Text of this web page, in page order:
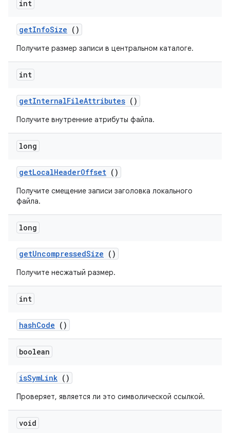
int
getInfoSize ()
Получите размер записи в центральном каталоге.
int
getInternalFileAttributes ()
Получите внутренние атрибуты файла.
long
getLocalHeaderOffset ()
Получите смещение записи заголовка локального
файла.
long
getUncompressedSize ()
Получите несжатый размер.
int
hashCode ()
boolean
isSymLink ()
Проверяет, является ли это символической ссылкой.
void